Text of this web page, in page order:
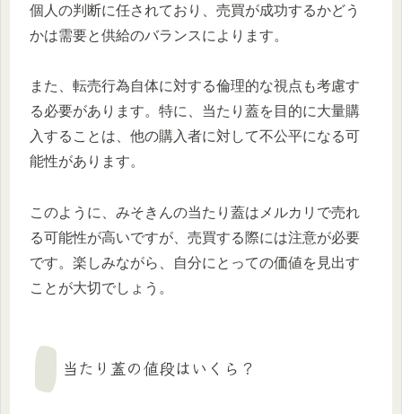
個人の判断に任されており、売買が成功するかどう
かは需要と供給のバランスによります。
また、転売行為自体に対する倫理的な視点も考慮す
る必要があります。特に、当たり蓋を目的に大量購
入することは、他の購入者に対して不公平になる可
能性があります。
このように、みそきんの当たり蓋はメルカリで売れ
る可能性が高いですが、売買する際には注意が必要
です。楽しみながら、自分にとっての価値を見出す
ことが大切でしょう。
当たり蓋の値段はいくら？